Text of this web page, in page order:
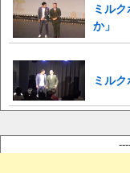
ミル
か」
ミル